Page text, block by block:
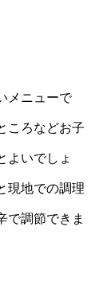
メニューで
ころなどお子
よいでしょ
現地での調理
で調節できま